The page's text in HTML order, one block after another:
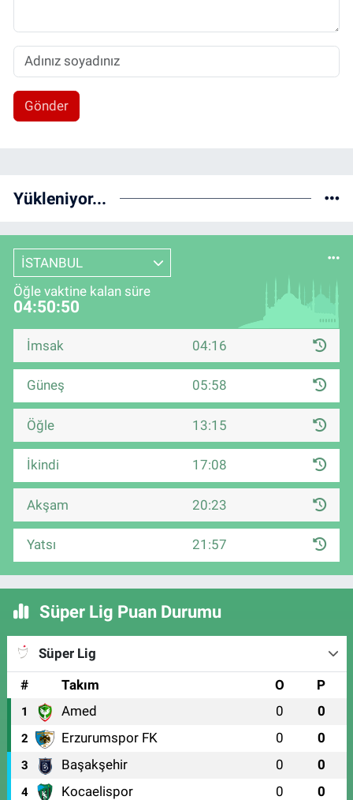
Gönder
Yükleniyor...
İSTANBUL
Öğle vaktine kalan süre
04:50:49
İmsak 04:16
Güneş 05:58
Öğle 13:15
İkindi 17:08
Akşam 20:23
Yatsı 21:57
Süper Lig Puan Durumu
Süper Lig
#
Takım O P
1 Amed 0 0
2 Erzurumspor FK 0 0
3 Başakşehir 0 0
4 Kocaelispor 0 0